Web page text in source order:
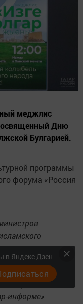
меджлис
Дню
Булгарией.
программы
форума «Россия
17
– рассказал
информе»
в Яндекс Дзен